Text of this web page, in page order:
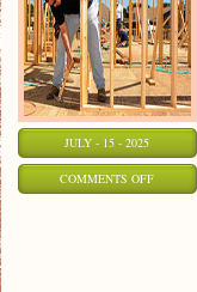
JULY - 15 - 2025
COMMENTS OFFON